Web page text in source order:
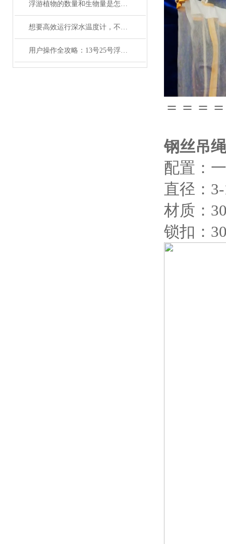
浮游植物的数量和生物量是怎么计算的
想要高效运行深水温度计，不懂这些可不行
用户操作全攻略：13号25号浮游生物网的正确使用、清洗与保存
＝＝
钢丝吊绳
配置：
直径：
材质：
锁扣：